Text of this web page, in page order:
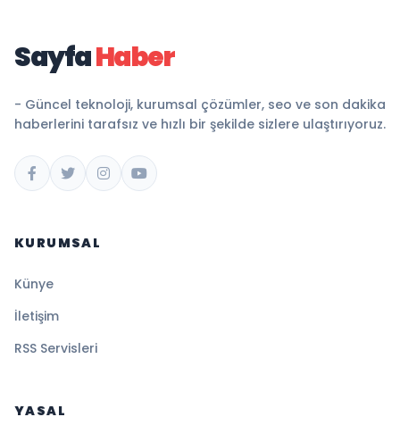
SayfaHaber
- Güncel teknoloji, kurumsal çözümler, seo ve son dakika
haberlerini tarafsız ve hızlı bir şekilde sizlere ulaştırıyoruz.
KURUMSAL
Künye
İletişim
RSS Servisleri
YASAL